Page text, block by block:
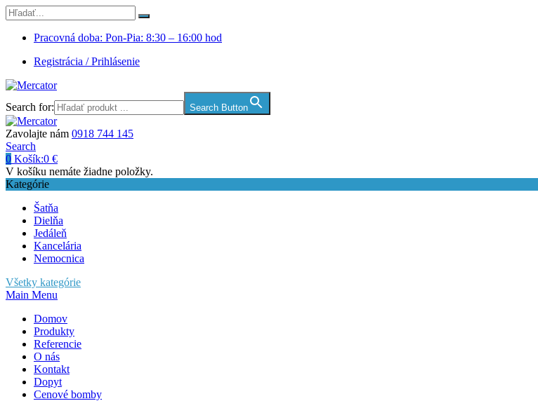
Pracovná doba: Pon-Pia: 8:30 – 16:00 hod
Registrácia / Prihlásenie
Search for: Search Button
Zavolajte nám 0918 744 145
Search
0 Košík:0 €
V košíku nemáte žiadne položky.
Kategórie
Šatňa
Dielňa
Jedáleň
Kancelária
Nemocnica
Všetky kategórie
Main Menu
Domov
Produkty
Referencie
O nás
Kontakt
Dopyt
Cenové bomby